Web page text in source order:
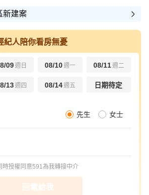
新建案
紀人陪你看房無憂
09週日 08/10週一 08/11週二
13週四 08/14週五 日期待定
先生 女士
時授權同意591為我轉接中介
回電給我